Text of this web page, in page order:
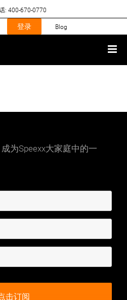
: 400-670-0770
登录 Blog
为Speexx大家庭中的一